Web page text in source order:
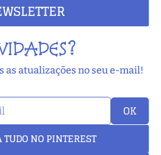
as atualizações no seu e-mail!
OK
NO PINTEREST